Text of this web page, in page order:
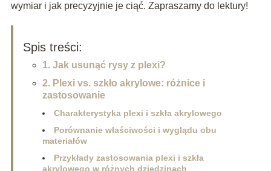
wymiar i jak precyzyjnie je ciąć. Zapraszamy do lektury!
Spis treści:
1. Jak usunąć rysy z plexi?
2. Plexi vs. szkło akrylowe: różnice i
zastosowanie
Charakterystyka plexi i szkła akrylowego
Porównanie właściwości i wyglądu obu
materiałów
Przykłady zastosowania plexi i szkła
akrylowego w różnych dziedzinach